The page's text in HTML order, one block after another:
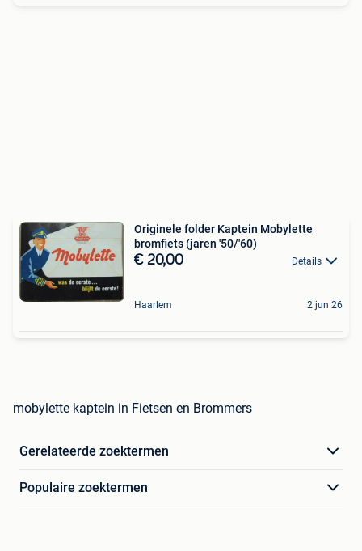
Originele folder Kaptein Mobylette
bromfiets (jaren '50/'60)
€ 20,00 Details
Haarlem 2 jun 26
mobylette kaptein in Fietsen en Brommers
Gerelateerde zoektermen
Populaire zoektermen